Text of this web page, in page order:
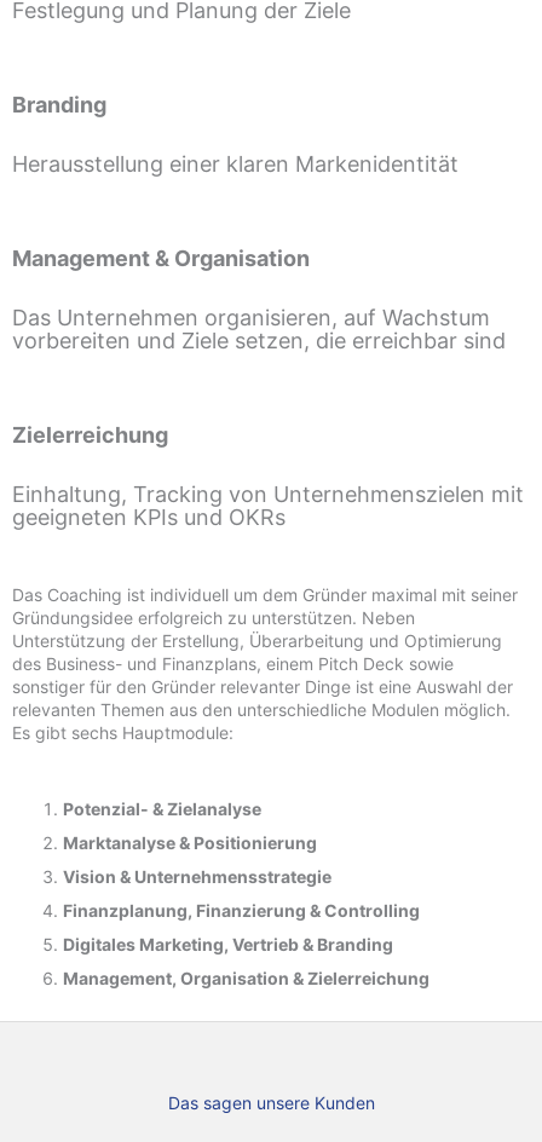
Festlegung und Planung der Ziele
Branding
Herausstellung einer klaren Markenidentität
Management & Organisation
Das Unternehmen organisieren, auf Wachstum
vorbereiten und Ziele setzen, die erreichbar sind
Zielerreichung
Einhaltung, Tracking von Unternehmenszielen mit
geeigneten KPIs und OKRs
Das Coaching ist individuell um dem Gründer maximal mit seiner
Gründungsidee erfolgreich zu unterstützen. Neben
Unterstützung der Erstellung, Überarbeitung und Optimierung
des Business- und Finanzplans, einem Pitch Deck sowie
sonstiger für den Gründer relevanter Dinge ist eine Auswahl der
relevanten Themen aus den unterschiedliche Modulen möglich.
Es gibt sechs Hauptmodule:
Potenzial- &Zielanalyse
Marktanalyse & Positionierung
Vision & Unternehmensstrategie
Finanzplanung, Finanzierung & Controlling
Digitales Marketing, Vertrieb & Branding
Management, Organisation & Zielerreichung
Das sagen unsere Kunden